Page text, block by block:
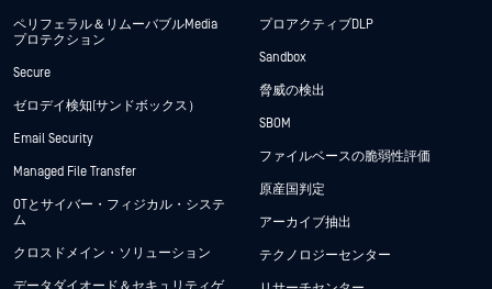
ペリフェラル＆リムーバブルMedia
プロテクション
Secure
ゼロデイ検知(サンドボックス）
Email Security
Managed File Transfer
OTとサイバー・フィジカル・システ
ム
クロスドメイン・ソリューション
データダイオード＆セキュリティゲ
プロアクティブDLP
Sandbox
脅威の検出
SBOM
ファイルベースの脆弱性評価
原産国判定
アーカイブ抽出
テクノロジーセンター